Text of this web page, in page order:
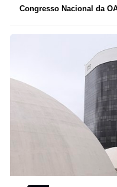
Congresso Nacional da